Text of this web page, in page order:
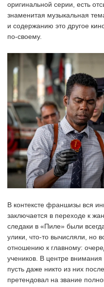
оригинальной серии, есть
знаменитая музыкальная
и содержанию это другое
по-своему.
В контексте франшизы вся
заключается в переходе к
следаки в «Пиле» были
улики, что-то вычисляли, но
отношению к главному:
учеников. В центре
пусть даже никто из них
претендовал на звание